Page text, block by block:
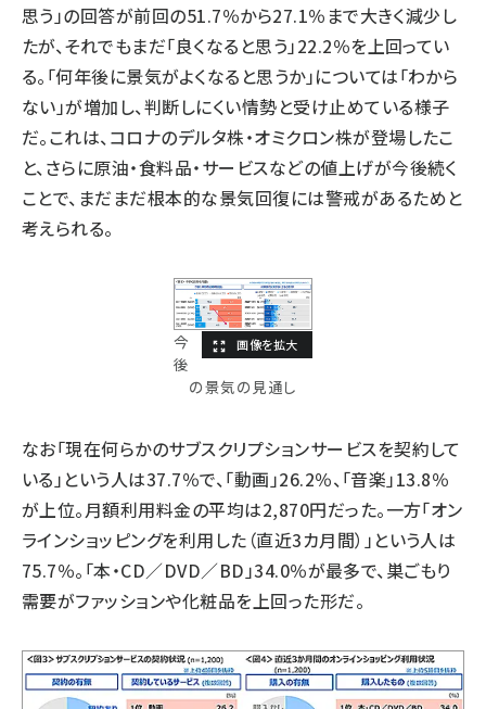
思う」の回答が前回の51.7％から27.1％まで大きく減少し
たが、それでもまだ「良くなると思う」22.2％を上回ってい
る。「何年後に景気がよくなると思うか」については「わから
ない」が増加し、判断しにくい情勢と受け止めている様子
だ。これは、コロナのデルタ株・オミクロン株が登場したこ
と、さらに原油・食料品・サービスなどの値上げが今後続く
ことで、まだまだ根本的な景気回復には警戒があるためと
考えられる。
今
後
の景気の見通し
なお「現在何らかのサブスクリプションサービスを契約して
いる」という人は37.7％で、「動画」26.2％、「音楽」13.8％
が上位。月額利用料金の平均は2,870円だった。一方「オン
ラインショッピングを利用した（直近3カ月間）」という人は
75.7％。「本・CD／DVD／BD」34.0％が最多で、巣ごもり
需要がファッションや化粧品を上回った形だ。